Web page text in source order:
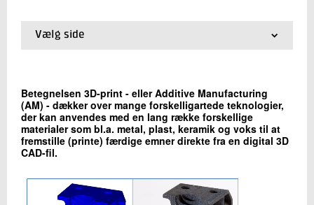
Send e-mail
LinkedIn
Skriv til mig
Vælg side
01.Hvad kan teknologien
04.Teknologier
05.Processer
06.Materialer
Betegnelsen 3D-print - eller Additive Manufacturing
(AM) - dækker over mange forskelligartede teknologier,
der kan anvendes med en lang række forskellige
materialer som bl.a. metal, plast, keramik og voks til at
fremstille (printe) færdige emner direkte fra en digital 3D
CAD-fil.